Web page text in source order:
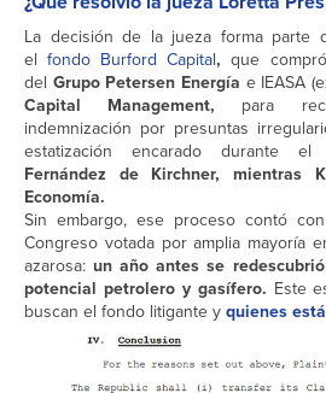
La decisión de la jueza forma parte
elfondo Burford Capital, que
del Grupo Petersen Energía e IEASA
Capital Management, para
indemnización por presuntas
estatización encarado durante
Fernández de Kirchner, mientras
Economía.
Sin embargo, ese proceso contó
Congreso votada por amplia mayoría
azarosa: un año antes se
potencial petrolero y gasífero. Este
buscan el fondo litigante yquienes